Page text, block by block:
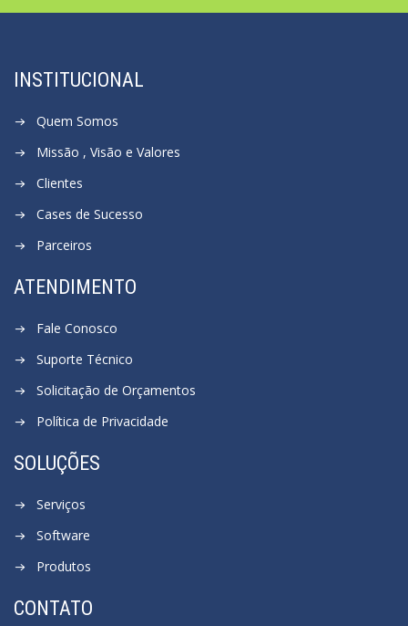
INSTITUCIONAL
Quem Somos
Missão , Visão e Valores
Clientes
Cases de Sucesso
Parceiros
ATENDIMENTO
Fale Conosco
Suporte Técnico
Solicitação de Orçamentos
Política de Privacidade
SOLUÇÕES
Serviços
Software
Produtos
CONTATO